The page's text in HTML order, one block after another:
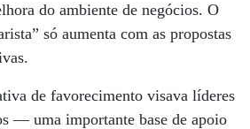
do ambiente de negócios. O
só aumenta com as propostas
de favorecimento visava líderes
— uma importante base de apoio